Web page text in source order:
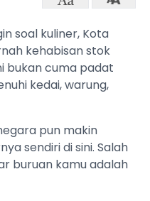
soal kuliner, Kota
kehabisan stok
bukan cuma padat
kedai, warung,
pun makin
sendiri di sini. Salah
buruan kamu adalah